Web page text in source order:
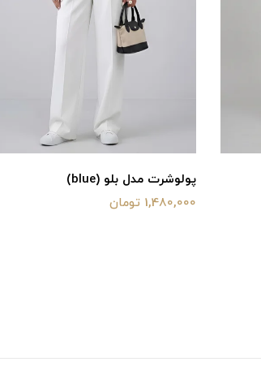
پولوشرت مدل بلو (blue)
1,480,000 تومان